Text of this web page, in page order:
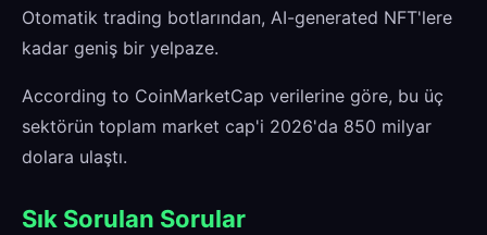
Otomatik trading botlarından, AI-generated NFT'lere
kadar geniş bir yelpaze.
According to CoinMarketCap verilerine göre, bu üç
sektörün toplam market cap'i 2026'da 850 milyar
dolara ulaştı.
Sık Sorulan Sorular